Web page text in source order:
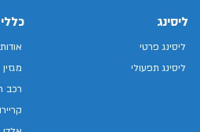
ליסינג
ליסינג פרטי
ליסינג תפעולי
כללי
אודות
רכב